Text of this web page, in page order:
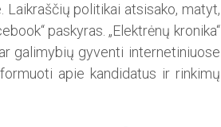
politikai atsisako, ma­tyt,
paskyras. „Elektrėnų kronika“
galimybių gyventi internetiniuose
apie kandidatus ir rinkimų